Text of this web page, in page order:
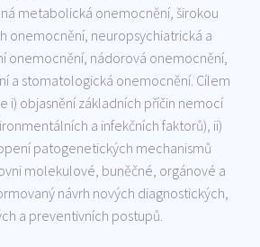
metabolická onemocnění, širokou
onemocnění, neuropsychiatrická a
onemocnění, nádorová onemocnění,
a stomatologická onemocnění. Cílem
i) objasnění základních příčin nemocí
a infekčních faktorů), ii)
patogenetických mechanismů
molekulové, buněčné, orgánové a
návrh nových diagnostických,
a preventivních postupů.